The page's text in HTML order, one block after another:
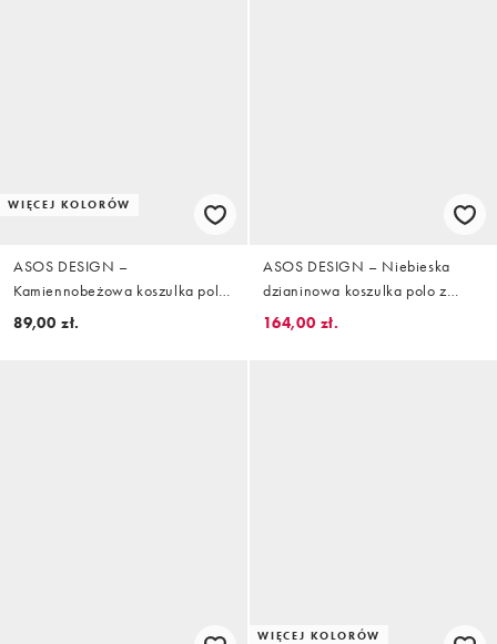
WIĘCEJ KOLORÓW
ASOS DESIGN –
Kamiennobeżowa koszulka polo
basic z piki o kroju
89,00 zł.
ASOS DESIGN – Niebieska
dzianinowa koszulka polo z
czystej wełny merino z krótkimi
164,00 zł.
WIĘCEJ KOLORÓW